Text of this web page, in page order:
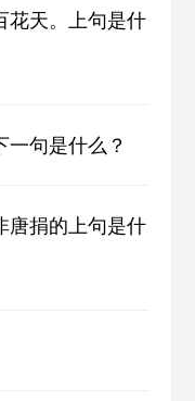
花天。上句是什
句是什么？
唐捐的上句是什